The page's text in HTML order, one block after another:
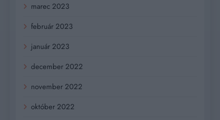
marec 2023
február 2023
január 2023
december 2022
november 2022
október 2022